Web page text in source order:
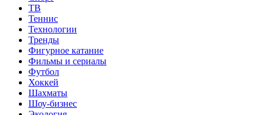
ТВ
Теннис
Технологии
Тренды
Фигурное катание
Фильмы и сериалы
Футбол
Хоккей
Шахматы
Шоу-бизнес